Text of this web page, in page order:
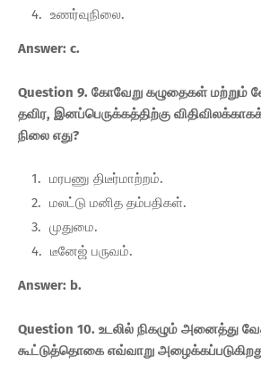
உணர்வுநிலை.
Answer: c.
Question 9. கோவேறு கழுதைகள்
தவிர, இனப்பெருக்கத்திற்கு
நிலை எது?
மரபணு திடீர்மாற்றம்.
மலட்டு மனித தம்பதிகள்.
முதுமை.
டீனேஜ் பருவம்.
Answer: b.
Question 10. உடலில் நிகழும் அனைத்து
கூட்டுத்தொகை எவ்வாறு